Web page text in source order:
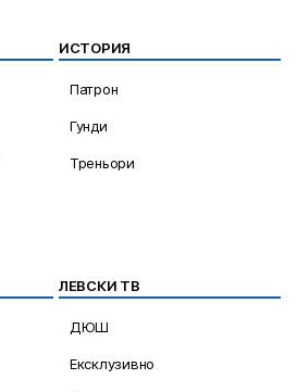
ИСТОРИЯ
Патрон
Гунди
Треньори
ЛЕВСКИ ТВ
ДЮШ
Ексклузивно